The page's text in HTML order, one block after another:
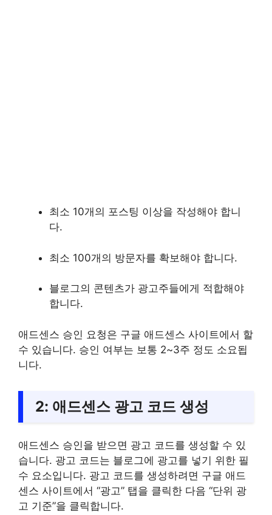
최소 10개의 포스팅 이상을 작성해야 합니
다.
최소 100개의 방문자를 확보해야 합니다.
블로그의 콘텐츠가 광고주들에게 적합해야
합니다.
애드센스 승인 요청은 구글 애드센스 사이트에서 할
수 있습니다. 승인 여부는 보통 2~3주 정도 소요됩
니다.
2: 애드센스 광고 코드 생성
애드센스 승인을 받으면 광고 코드를 생성할 수 있
습니다. 광고 코드는 블로그에 광고를 넣기 위한 필
수 요소입니다. 광고 코드를 생성하려면 구글 애드
센스 사이트에서 “광고” 탭을 클릭한 다음 “단위 광
고 기준”을 클릭합니다.